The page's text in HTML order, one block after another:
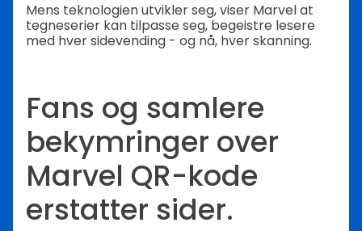
Mens teknologien utvikler seg, viser Marvel at
tegneserier kan tilpasse seg, begeistre lesere
med hver sidevending - og nå, hver skanning.
Fans og samlere
bekymringer over
Marvel QR-kode
erstatter sider.